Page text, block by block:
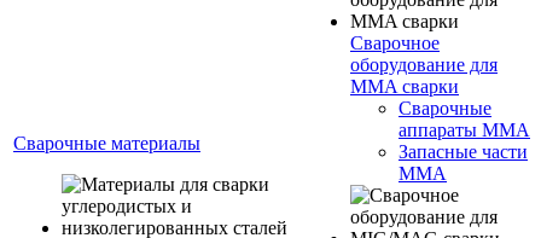
Сварочные материалы
Сварочное
оборудование для
MMA сварки
Сварочные
аппараты MMA
Запасные части
MMA